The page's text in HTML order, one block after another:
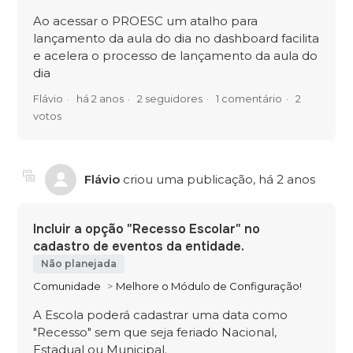
Ao acessar o PROESC um atalho para
lançamento da aula do dia no dashboard facilita
e acelera o processo de lançamento da aula do
dia
Flávio há 2 anos 2 seguidores 1 comentário
2
votos
Flávio criou uma publicação, há 2 anos
Incluir a opção "Recesso Escolar" no
cadastro de eventos da entidade.
Não planejada
Comunidade Melhore o Módulo de Configuração!
A Escola poderá cadastrar uma data como
"Recesso" sem que seja feriado Nacional,
Estadual ou Municipal.